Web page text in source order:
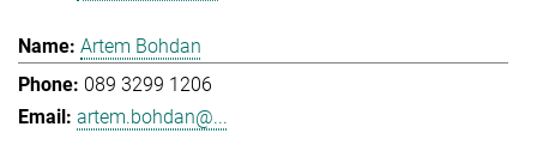
Artem Bohdan
089 3299 1206
artem.bohdan@...